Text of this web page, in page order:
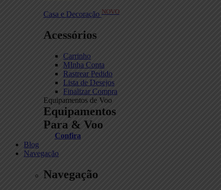
Casa e Decoração NOVO
Acessórios
Carrinho
MInha Conta
Rastrear Pedido
Lista de Desejos
Finalizar Compra
Equipamentos de Voo
Equipamentos
Para & Voo
Confira
Blog
Navegação
Navegação